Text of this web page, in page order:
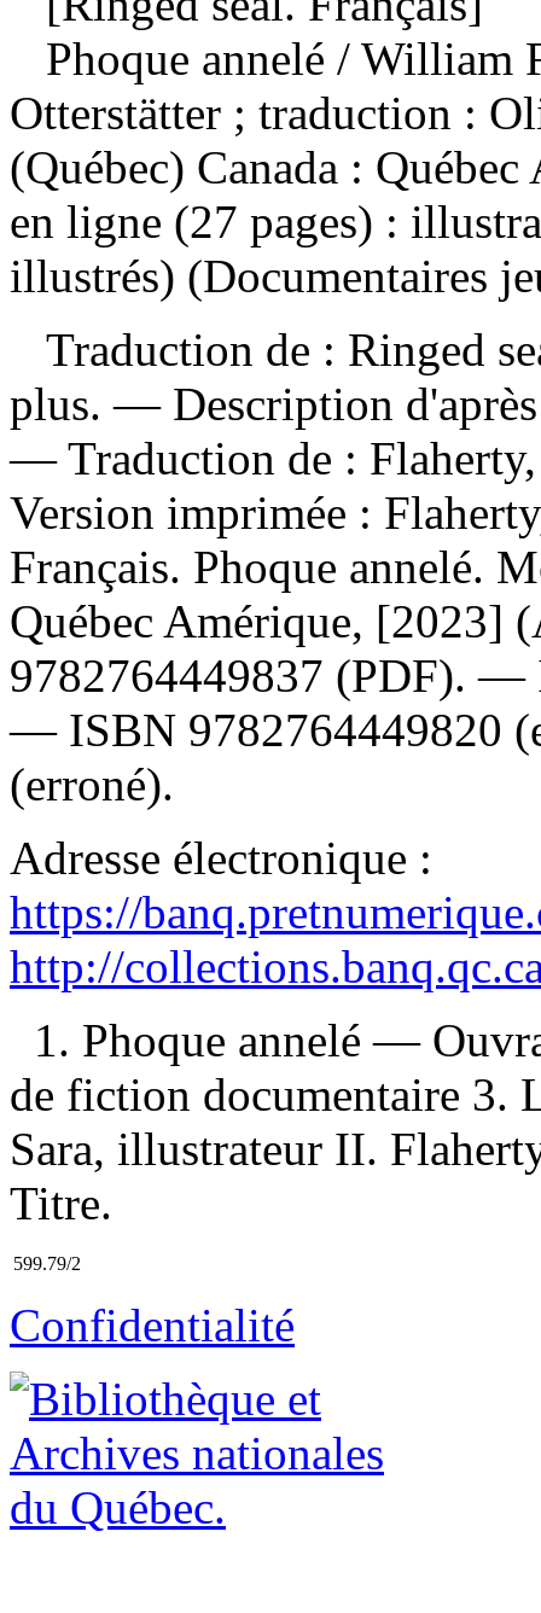
Phoque annelé / William
Otterstätter ; traduction :
(Québec) Canada :
en ligne (27 pages) :
illustrés) (Documentaires
Traduction de : Ringed
plus. — Description
—Traduction de :
Version imprimée :
Français. Phoque annelé.
Québec Amérique,
9782764449837 (PDF). —
— ISBN 9782764449820
(erroné).
Adresse électronique :
https://
http://
1. Phoque annelé —
de fiction documentaire 3.
Sara, illustrateur II.
Titre.
599.79/2
Confidentialité